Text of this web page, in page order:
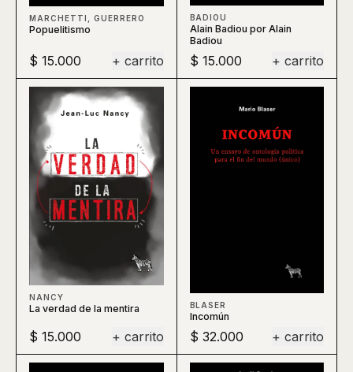
MARCHETTI, GUERRERO
Popuelitismo
$ 15.000 + carrito
BADIOU
Alain Badiou por Alain
Badiou
$ 15.000 + carrito
NANCY
La verdad de la mentira
$ 15.000 + carrito
BLASER
Incomún
$ 32.000 + carrito